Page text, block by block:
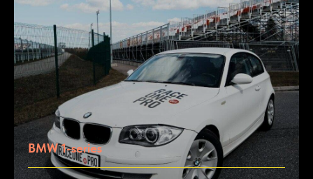
BMW 1-series